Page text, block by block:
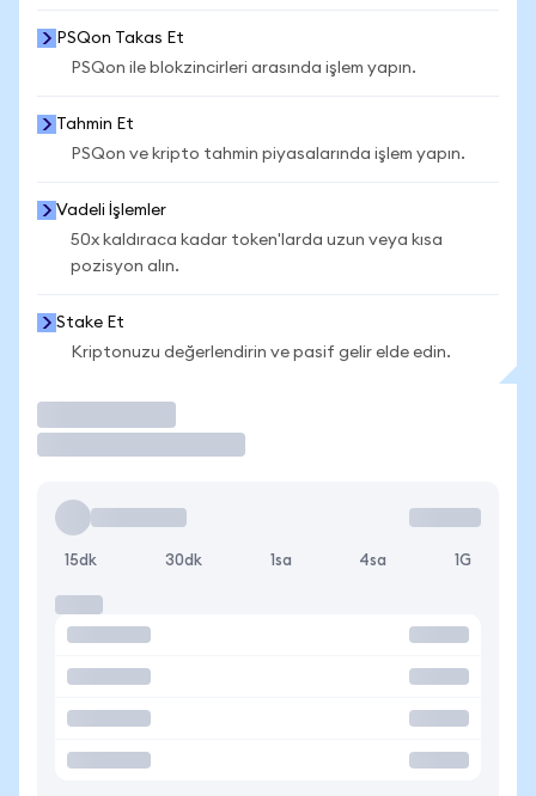
PSQon Takas Et
PSQon ile blokzincirleri arasında işlem yapın.
Tahmin Et
PSQon ve kripto tahmin piyasalarında işlem yapın.
Vadeli İşlemler
50x kaldıraca kadar token'larda uzun veya kısa
pozisyon alın.
Stake Et
Kriptonuzu değerlendirin ve pasif gelir elde edin.
15dk 30dk 1sa 4sa 1G